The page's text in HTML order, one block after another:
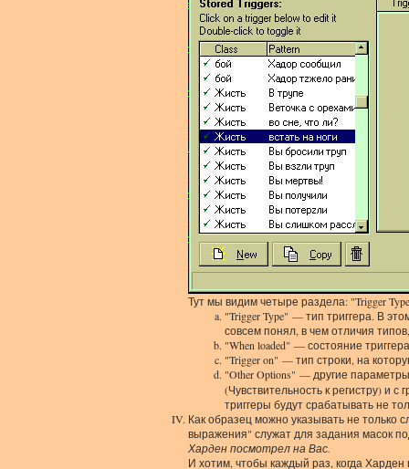
Тут мы видим четыре раздела: "Trigger
"Trigger Type" — тип триггера. В
совсем понял, в чем отличия
"When loaded" — состояние
"Trigger on" — тип строки, на
"Other Options" — другие
(Чувствительность к регистру) и
триггеры будут срабатывать не
Как образец можно указывать не только
выражения" служат для задания масок
Харден посмотрел на Вас.
И хотим, чтобы каждый раз, когда